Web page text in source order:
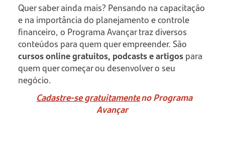
Quer saber ainda mais? Pensando na capacitação
e na importância do planejamento e controle
financeiro, o Programa Avançar traz diversos
conteúdos para quem quer empreender. São
cursos online gratuitos, podcasts e artigospara
quem quer começar ou desenvolver o seu
negócio.
Cadastre-se gratuitamenteno Programa
Avançar